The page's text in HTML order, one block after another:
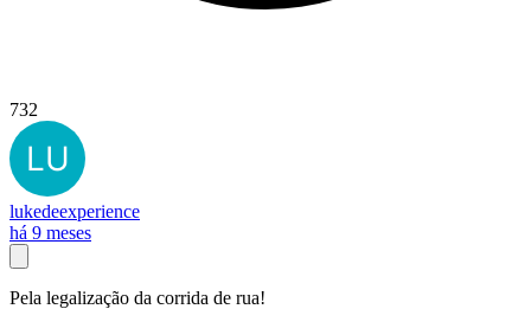
732
lukedeexperience
há 9 meses
Pela legalização da corrida de rua!